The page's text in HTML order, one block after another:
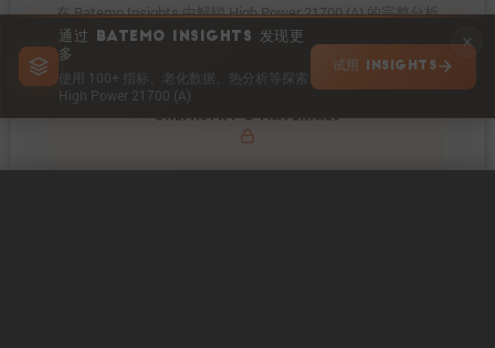
通过 BATEMO INSIGHTS 发现更
多
使用 100+ 指标、老化数据、热分析等探索
High Power 21700 (A)
试用 INSIGHTS
在 Batemo Insights 中解锁 High Power 21700 (A) 的完整分析
CHEMISTRY & MATERIALS
Get to know active materials for the High Power 21700
(A)